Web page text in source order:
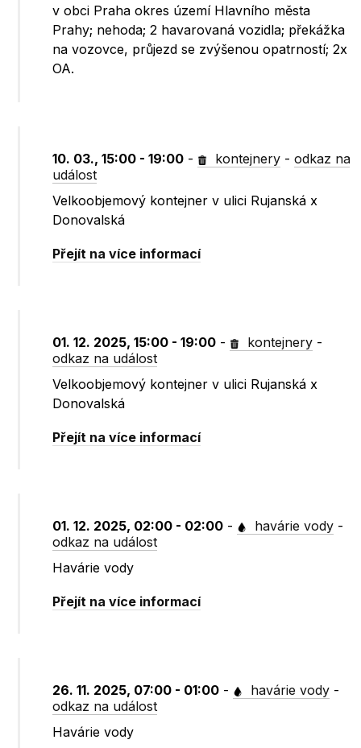
v obci Praha okres území Hlavního města
Prahy; nehoda; 2 havarovaná vozidla; překážka
na vozovce, průjezd se zvýšenou opatrností; 2x
OA.
10. 03., 15:00 - 19:00 - kontejnery -odkaz na
událost
Velkoobjemový kontejner v ulici Rujanská x
Donovalská
Přejít na více informací
01. 12. 2025, 15:00 - 19:00 - kontejnery -
odkaz na událost
Velkoobjemový kontejner v ulici Rujanská x
Donovalská
Přejít na více informací
01. 12. 2025, 02:00 - 02:00 - havárie vody -
odkaz na událost
Havárie vody
Přejít na více informací
26. 11. 2025, 07:00 - 01:00 - havárie vody -
odkaz na událost
Havárie vody